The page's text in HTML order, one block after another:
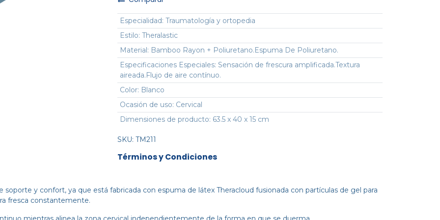
Especialidad: Traumatología y ortopedia
Estilo: Theralastic
Material: Bamboo Rayon + Poliuretano.Espuma De Poliuretano.
Especificaciones Especiales: Sensación de frescura amplificada.Textura
aireada.Flujo de aire contínuo.
Color: Blanco
Ocasión de uso: Cervical
Dimensiones de producto: 63.5 x 40 x 15 cm
SKU: TM211
Términos y Condiciones
y confort, ya que está fabricada con espuma de látex Theracloud fusionada con partículas de gel para
fresca constantemente.